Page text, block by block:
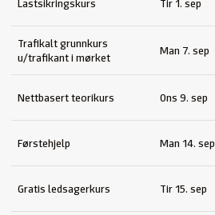
Lastsikringskurs Tir 1. sep
Trafikalt grunnkurs
u/trafikant i mørket
Man 7. sep
Nettbasert teorikurs Ons 9. sep
Førstehjelp Man 14. sep
Gratis ledsagerkurs Tir 15. sep